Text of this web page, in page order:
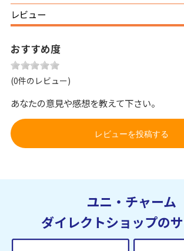
レビュー
おすすめ度
(0件のレビュー)
あなたの意見や感想を教えて下さい。
レビューを投稿する
ユニ・チャーム
ダイレクトショップの